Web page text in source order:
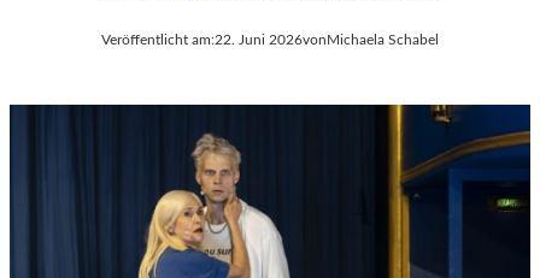
Veröffentlicht am:22. Juni 2026vonMichaela Schabel